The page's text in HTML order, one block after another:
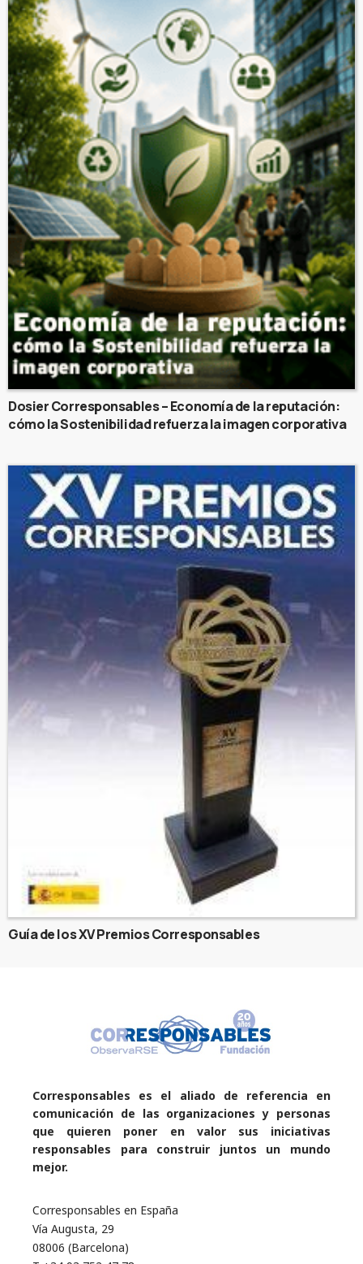
Dosier Corresponsables – Economía de la reputación:
cómo la Sostenibilidad refuerza la imagen corporativa
Guía de los XV Premios Corresponsables
Corresponsables es el aliado de referencia en
comunicación de las organizaciones y personas
que quieren poner en valor sus iniciativas
responsables para construir juntos un mundo
mejor.
Corresponsables en España
Vía Augusta, 29
08006 (Barcelona)